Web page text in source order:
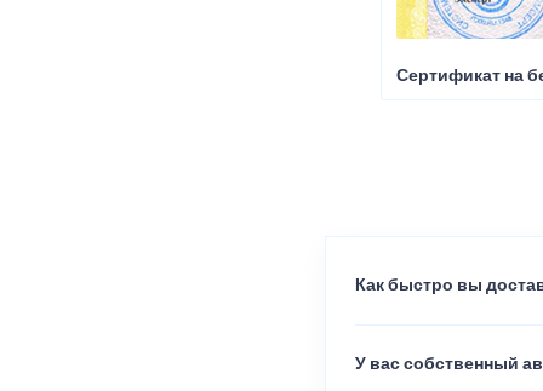
Сертификат на
Как быстро вы
У вас собственный